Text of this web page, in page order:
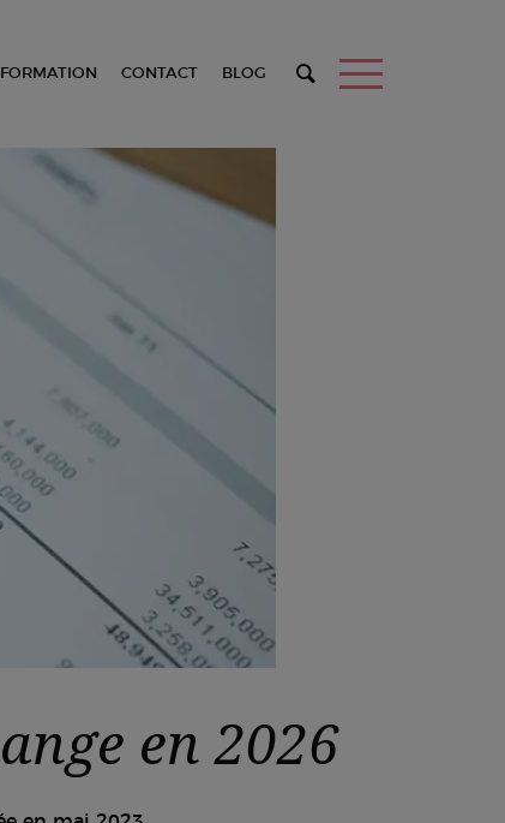
FORMATION CONTACT BLOG
en 2026